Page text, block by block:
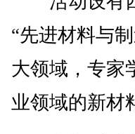
“先进材料与
大领域，专家
业领域的新材